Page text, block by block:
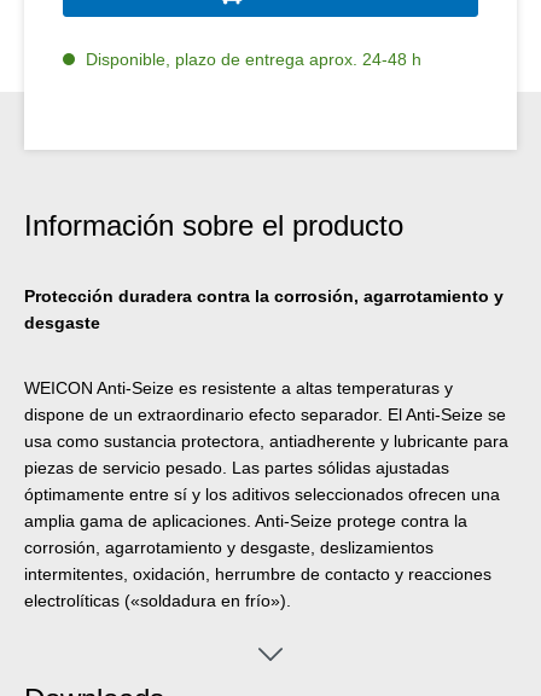
Disponible, plazo de entrega aprox. 24-48 h
Información sobre el producto
Protección duradera contra la corrosión, agarrotamiento y
desgaste
WEICON Anti-Seize es resistente a altas temperaturas y
dispone de un extraordinario efecto separador. El Anti-Seize se
usa como sustancia protectora, antiadherente y lubricante para
piezas de servicio pesado. Las partes sólidas ajustadas
óptimamente entre sí y los aditivos seleccionados ofrecen una
amplia gama de aplicaciones. Anti-Seize protege contra la
corrosión, agarrotamiento y desgaste, deslizamientos
intermitentes, oxidación, herrumbre de contacto y reacciones
electrolíticas («soldadura en frío»).